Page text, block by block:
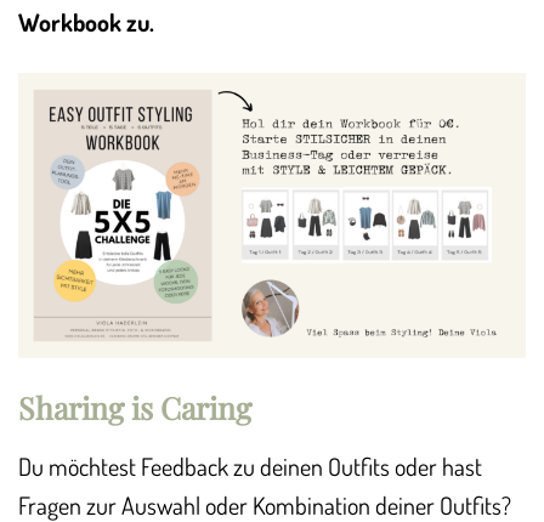
Workbook zu.
Sharing is Caring
Du möchtest Feedback zu deinen Outfits oder hast
Fragen zur Auswahl oder Kombination deiner Outfits?